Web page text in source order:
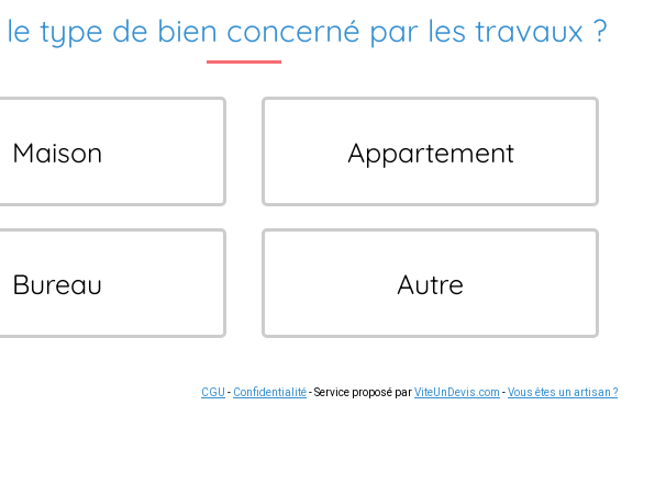
le type de bien concerné par les travaux ?
Maison Appartement
Bureau Autre
CGU - Confidentialité- Service proposé parViteUnDevis.com -Vous êtes un artisan ?